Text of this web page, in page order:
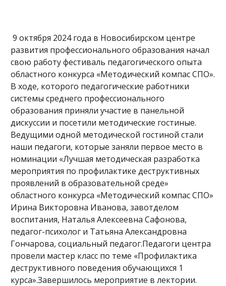
9 октября 2024 года в Новосибирском центре
развития профессионального образования начал
свою работу фестиваль педагогического опыта
областного конкурса «Методический компас СПО».
В ходе, которого педагогические работники
системы среднего профессионального
образования приняли участие в панельной
дискуссии и посетили методические гостиные.
Ведущими одной методической гостиной стали
наши педагоги, которые заняли первое место в
номинации «Лучшая методическая разработка
мероприятия по профилактике деструктивных
проявлений в образовательной среде»
областного конкурса «Методический компас СПО»
Ирина Викторовна Иванова, завотделом
воспитания, Наталья Алексеевна Сафонова,
педагог-психолог и Татьяна Александровна
Гончарова, социальный педагог.Педагоги центра
провели мастер класс по теме «Профилактика
деструктивного поведения обучающихся 1
курса».Завершилось мероприятие в лектории.